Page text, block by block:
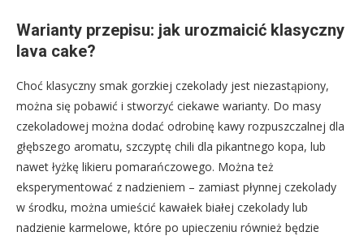
Warianty przepisu: jak urozmaicić klasyczny
lava cake?
Choć klasyczny smak gorzkiej czekolady jest niezastąpiony,
można się pobawić i stworzyć ciekawe warianty. Do masy
czekoladowej można dodać odrobinę kawy rozpuszczalnej dla
głębszego aromatu, szczyptę chili dla pikantnego kopa, lub
nawet łyżkę likieru pomarańczowego. Można też
eksperymentować z nadzieniem – zamiast płynnej czekolady
w środku, można umieścić kawałek białej czekolady lub
nadzienie karmelowe, które po upieczeniu również będzie